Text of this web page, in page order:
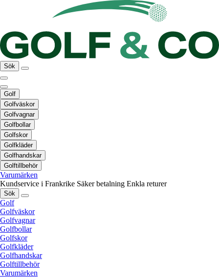
Sök
Golf
Golfväskor
Golfvagnar
Golfbollar
Golfskor
Golfkläder
Golfhandskar
Golftillbehör
Varumärken
Kundservice i Frankrike Säker betalning Enkla returer
Sök
Golf
Golfväskor
Golfvagnar
Golfbollar
Golfskor
Golfkläder
Golfhandskar
Golftillbehör
Varumärken